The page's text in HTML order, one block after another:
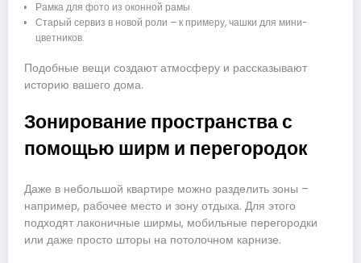
Рамка для фото из оконной рамы.
Старый сервиз в новой роли – к примеру, чашки для мини-
цветников.
Подобные вещи создают атмосферу и рассказывают
историю вашего дома.
Зонирование пространства с
помощью ширм и перегородок
Даже в небольшой квартире можно разделить зоны –
например, рабочее место и зону отдыха. Для этого
подходят лаконичные ширмы, мобильные перегородки
или даже просто шторы на потолочном карнизе.